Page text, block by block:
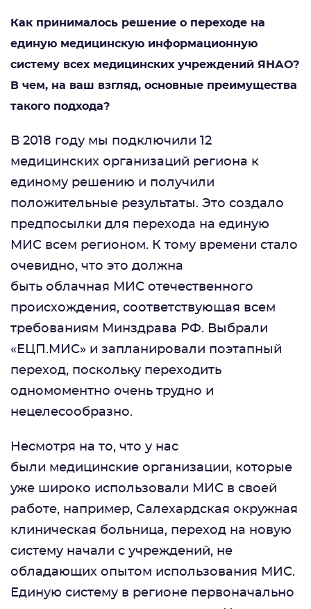
Как принималось решение о переходе на
единую медицинскую информационную
систему всех медицинских учреждений ЯНАО?
В чем, на ваш взгляд, основные преимущества
такого подхода?
В 2018 году мы подключили 12
медицинских организаций региона к
единому решению и получили
положительные результаты. Это создало
предпосылки для перехода на единую
МИС всем регионом. К тому времени стало
очевидно, что это должна
быть облачная МИС отечественного
происхождения, соответствующая всем
требованиям Минздрава РФ. Выбрали
«ЕЦП.МИС» и запланировали поэтапный
переход, поскольку переходить
одномоментно очень трудно и
нецелесообразно.
Несмотря на то, что у нас
были медицинские организации, которые
уже широко использовали МИС в своей
работе, например, Салехардская окружная
клиническая больница, переход на новую
систему начали с учреждений, не
обладающих опытом использования МИС.
Единую систему в регионе первоначально